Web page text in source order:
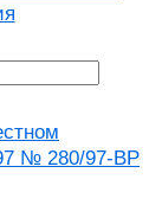
№ 280/97-ВР